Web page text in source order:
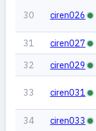
30 ciren026
31
ciren027
32
ciren029
33 ciren031
34
ciren033